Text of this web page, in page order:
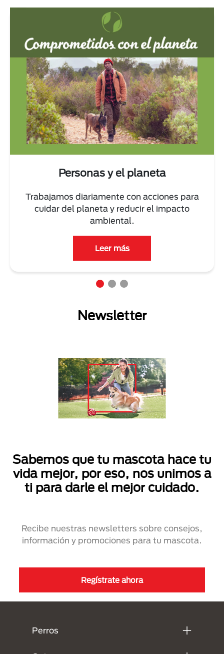
Personas y el planeta
Trabajamos diariamente con acciones para
cuidar del planeta y reducir el impacto
ambiental.
Leer más
Newsletter
Sabemos que tu mascota hace tu
vida mejor, por eso, nos unimos a
ti para darle el mejor cuidado.
Recibe nuestras newsletters sobre consejos,
información y promociones para tu mascota.
Regístrate ahora
Perros